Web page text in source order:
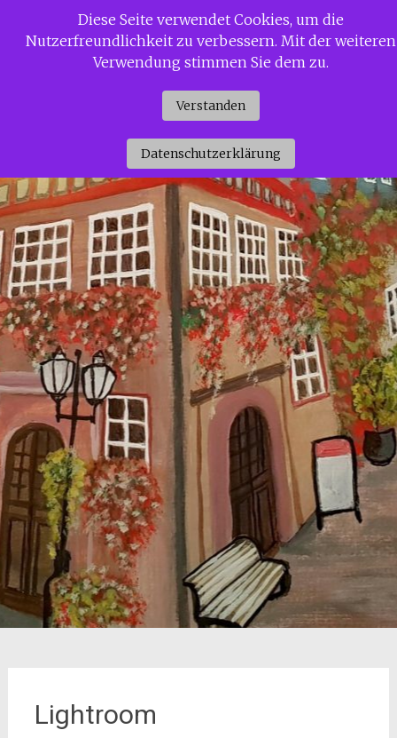
InhaltSiggi Gerdaus Welt
Lightroom
Diese Seite verwendet Cookies, um die
Nutzerfreundlichkeit zu verbessern. Mit der weiteren
Verwendung stimmen Sie dem zu.
Verstanden
Datenschutzerklärung